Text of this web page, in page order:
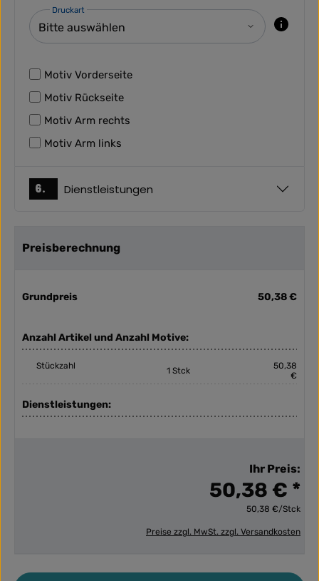
Druckart
Motiv Vorderseite
Motiv Rückseite
Motiv Arm rechts
Motiv Arm links
6. Dienstleistungen
Preisberechnung
Grundpreis 50,38 €
Anzahl Artikel und Anzahl Motive:
Stückzahl 1 Stck
50,38
€
Dienstleistungen:
Ihr Preis:
50,38 € *
50,38 €/Stck
Preise zzgl. MwSt. zzgl. Versandkosten
Produkt Anzahl: Gib den gewünschten Wert ein